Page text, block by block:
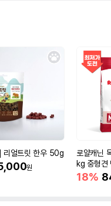
리얼트릿 한우 50g
원
로얄캐닌
kg 중형견
18%